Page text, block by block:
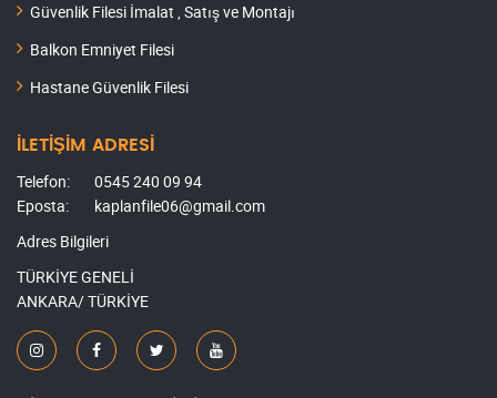
Güvenlik Filesi İmalat , Satış ve Montajı
Balkon Emniyet Filesi
Hastane Güvenlik Filesi
İLETİŞİM ADRESİ
Telefon:
0545 240 09 94
Eposta:
kaplanfile06@gmail.com
Adres Bilgileri
TÜRKİYE GENELİ
ANKARA/ TÜRKİYE